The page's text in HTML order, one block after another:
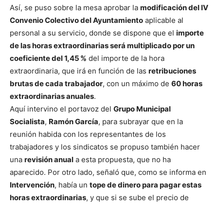
Así, se puso sobre la mesa aprobar la modificación del IV
Convenio Colectivo del Ayuntamiento aplicable al
personal a su servicio, donde se dispone que el importe
de las horas extraordinarias será multiplicado por un
coeficiente del 1,45 % del importe de la hora
extraordinaria, que irá en función de las retribuciones
brutas de cada trabajador, con un máximo de 60 horas
extraordinarias anuales.
Aquí intervino el portavoz del Grupo Municipal
Socialista, Ramón García, para subrayar que en la
reunión habida con los representantes de los
trabajadores y los sindicatos se propuso también hacer
una revisión anual a esta propuesta, que no ha
aparecido. Por otro lado, señaló que, como se informa en
Intervención, había un tope de dinero para pagar estas
horas extraordinarias, y que si se sube el precio de